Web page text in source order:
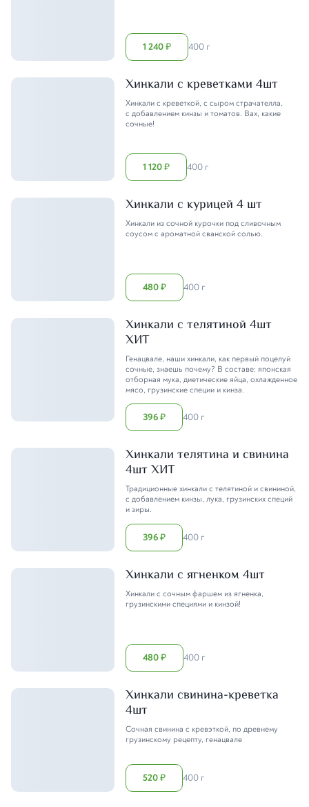
1 240₽ 400 г
Хинкали с креветками 4шт
Хинкали с креветкой, с сыром страчателла,
с добавлением кинзы и томатов. Вах, какие
сочные!
1 120₽ 400 г
Хинкали с курицей 4 шт
Хинкали из сочной курочки под сливочным
соусом с ароматной сванской солью.
480₽ 400 г
Хинкали с телятиной 4шт
ХИТ
Генацвале, наши хинкали, как первый поцелуй
сочные, знаешь почему? В составе: японская
отборная мука, диетические яйца, охлажденное
мясо, грузинские специи и кинза.
396₽ 400 г
Хинкали телятина и свинина
4шт ХИТ
Традиционные хинкали с телятиной и свининой,
с добавлением кинзы, лука, грузинских специй
и зиры.
396₽ 400 г
Хинкали с ягненком 4шт
Хинкали с сочным фаршем из ягненка,
грузинскими специями и кинзой!
480₽ 400 г
Хинкали свинина-креветка
4шт
Сочная свинина с кревэткой, по древнему
грузинскому рецепту, генацвале
520₽ 400 г